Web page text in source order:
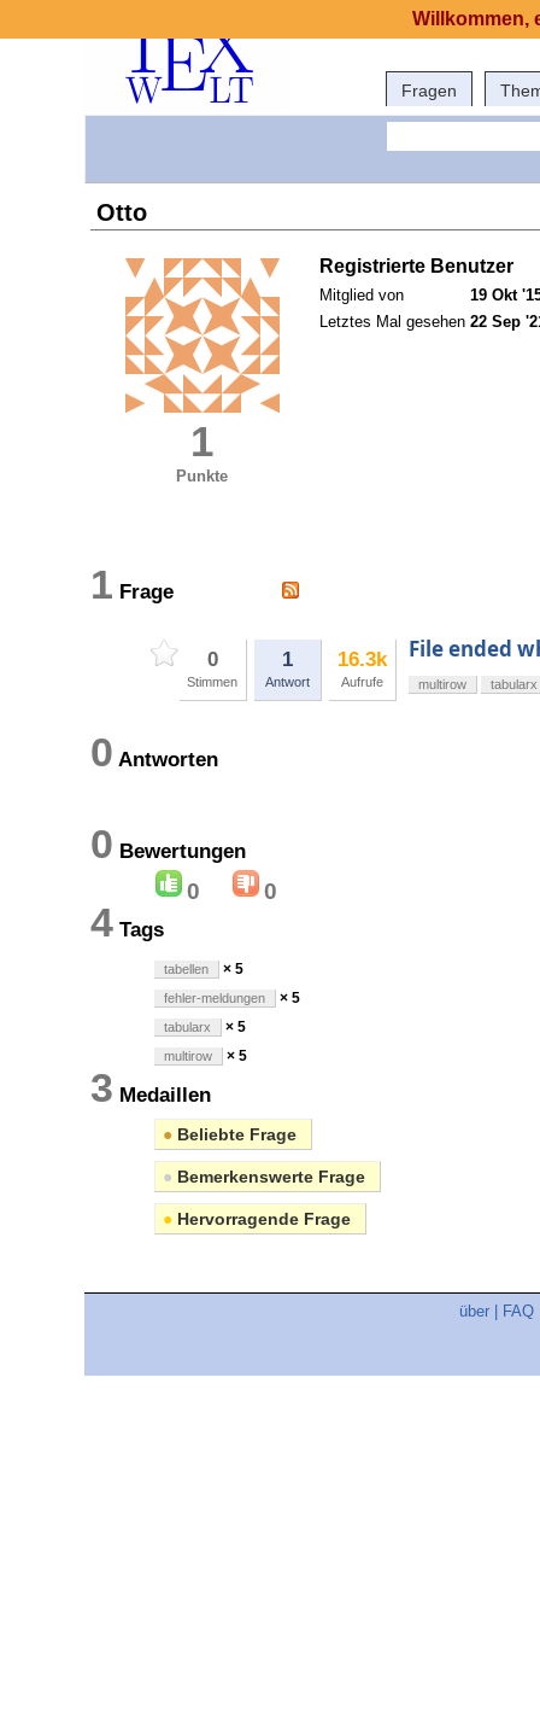
Fragen
Otto
1
Punkte
Registrierte Benutzer
Mitglied von
19 Okt
Letztes Mal gesehen 22 Sep
1 Frage
0
Stimmen
1
Antwort
16.3k
Aufrufe
File ended
multirow tabularx
0 Antworten
0 Bewertungen
0 0
4 Tags
tabellen × 5
fehler-meldungen × 5
tabularx × 5
multirow × 5
3 Medaillen
● Beliebte Frage
● Bemerkenswerte Frage
● Hervorragende Frage
über FAQ
Willkommen,